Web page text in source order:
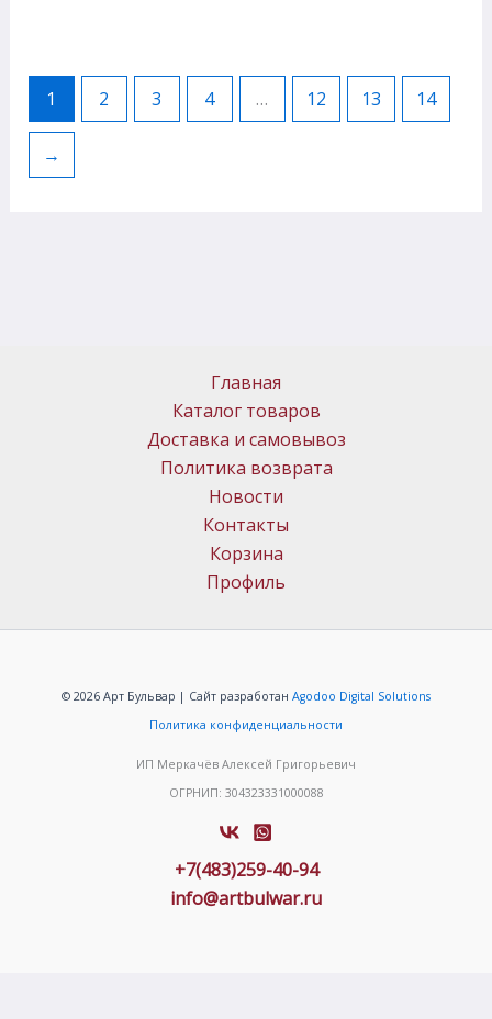
1 2 3 4 … 12 13 14
→
Главная
Каталог товаров
Доставка и самовывоз
Политика возврата
Новости
Контакты
Корзина
Профиль
© 2026 Арт Бульвар | Сайт разработан Agodoo Digital Solutions
Политика конфиденциальности
ИП Меркачёв Алексей Григорьевич
ОГРНИП: 304323331000088
+7(483)259-40-94
info@artbulwar.ru